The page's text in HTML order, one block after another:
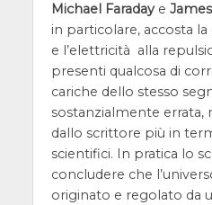
Michael Faradaye
in particolare, accosta
e l’elettricità alla
presenti qualcosa di
cariche dello stesso
sostanzialmente errata,
dallo scrittore più in
scientifici. In pratica lo
concludere che
originato e regolato da